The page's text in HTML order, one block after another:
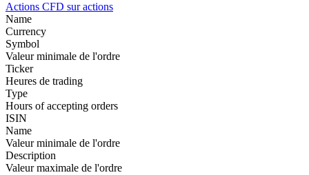
Actions CFD sur actions
Name
Currency
Symbol
Valeur minimale de l'ordre
Ticker
Heures de trading
Type
Hours of accepting orders
ISIN
Name
Valeur minimale de l'ordre
Description
Valeur maximale de l'ordre